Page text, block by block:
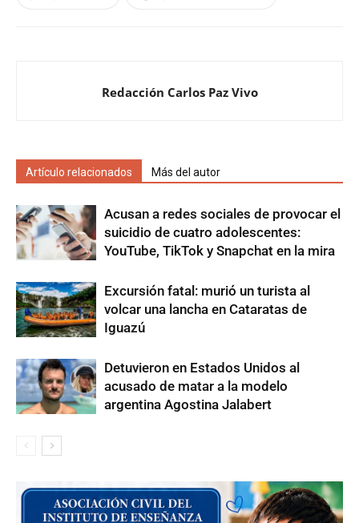
Redacción Carlos Paz Vivo
Artículo relacionados Más del autor
Acusan a redes sociales de provocar el
suicidio de cuatro adolescentes:
YouTube, TikTok y Snapchat en la mira
Excursión fatal: murió un turista al
volcar una lancha en Cataratas de
Iguazú
Detuvieron en Estados Unidos al
acusado de matar a la modelo
argentina Agostina Jalabert